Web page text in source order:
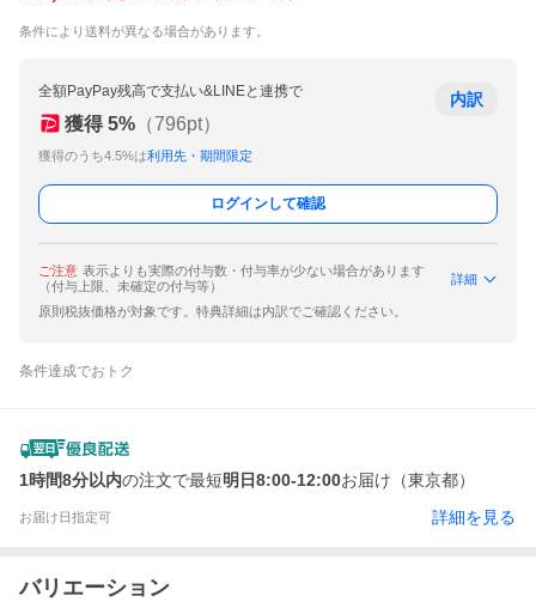
条件により送料が異なる場合があります。
全額PayPay残高で支払い&LINEと連携で
獲得 5% （796pt）
獲得のうち4.5%は利用先・期間限定
内訳
ログインして確認
ご注意 表示よりも実際の付与数・付与率が少ない場合があります
（付与上限、未確定の付与等）
詳細
原則税抜価格が対象です。特典詳細は内訳でご確認ください。
条件達成でおトク
1時間8分以内の注文で最短明日8:00-12:00お届け（東京都）
お届け日指定可 詳細を見る
バリエーション